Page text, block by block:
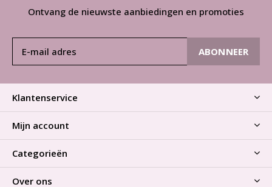
Ontvang de nieuwste aanbiedingen en promoties
ABONNEER
Klantenservice
Mijn account
Categorieën
Over ons